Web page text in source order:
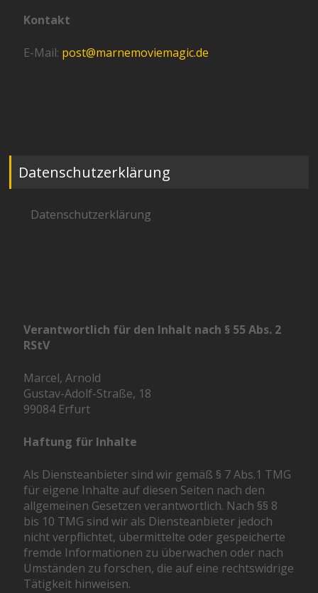
Kontakt
E-Mail: post@marnemoviemagic.de
Datenschutzerklärung
Datenschutzerklärung
Verantwortlich für den Inhalt nach § 55 Abs. 2
RStV
Marcel, Arnold
Gustav-Adolf-Straße, 18
99084 Erfurt
Haftung für Inhalte
Als Diensteanbieter sind wir gemäß § 7 Abs.1 TMG
für eigene Inhalte auf diesen Seiten nach den
allgemeinen Gesetzen verantwortlich. Nach §§ 8
bis 10 TMG sind wir als Diensteanbieter jedoch
nicht verpflichtet, übermittelte oder gespeicherte
fremde Informationen zu überwachen oder nach
Umständen zu forschen, die auf eine rechtswidrige
Tätigkeit hinweisen.